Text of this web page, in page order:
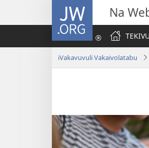
JW.ORG Na
TEKIVU
iVakavuvuli Vakaivolatabu